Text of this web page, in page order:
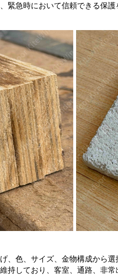
急時において信頼できる保
、色、サイズ、金物構成から
持しており、客室、通路、非